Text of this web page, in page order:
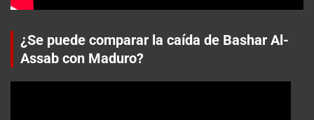
¿Se puede comparar la caída de Bashar Al-
Assab con Maduro?